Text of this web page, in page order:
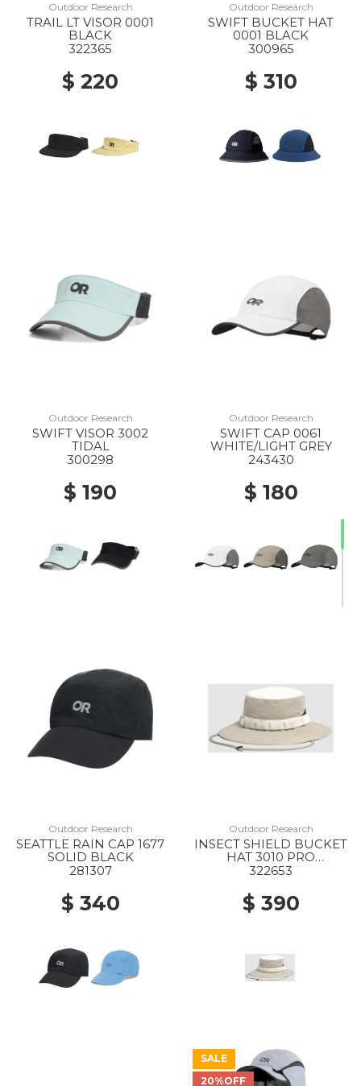
Outdoor Research
TRAIL LT VISOR 0001
BLACK
322365
$ 220
Outdoor Research
SWIFT BUCKET HAT
0001 BLACK
300965
$ 310
Outdoor Research
SWIFT VISOR 3002
TIDAL
300298
$ 190
Outdoor Research
SWIFT CAP 0061
WHITE/LIGHT GREY
243430
$ 180
Outdoor Research
SEATTLE RAIN CAP 1677
SOLID BLACK
281307
$ 340
Outdoor Research
INSECT SHIELD BUCKET
HAT 3010 PRO
KHAKI/SAND
322653
$ 390
SALE
20%OFF